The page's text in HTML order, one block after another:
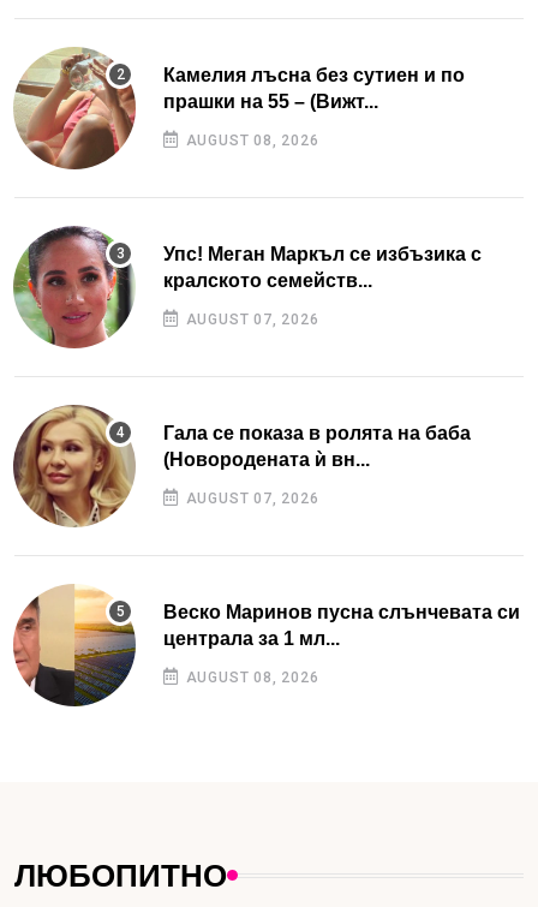
Камелия лъсна без сутиен и по
прашки на 55 – (Вижт...
AUGUST 08, 2026
Упс! Меган Маркъл се избъзика с
кралското семейств...
AUGUST 07, 2026
Гала се показа в ролята на баба
(Новородената ѝ вн...
AUGUST 07, 2026
Веско Маринов пусна слънчевата си
централа за 1 мл...
AUGUST 08, 2026
ЛЮБОПИТНО